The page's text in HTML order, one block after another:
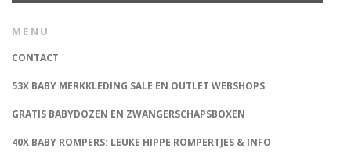
MENU
CONTACT
53X BABY MERKKLEDING SALE EN OUTLET WEBSHOPS
GRATIS BABYDOZEN EN ZWANGERSCHAPSBOXEN
40X BABY ROMPERS: LEUKE HIPPE ROMPERTJES & INFO